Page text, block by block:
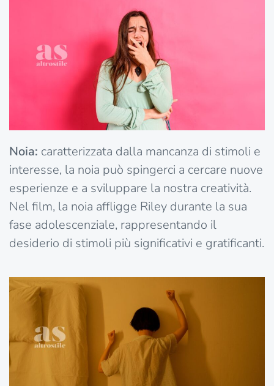
Noia: caratterizzata dalla mancanza di stimoli e
interesse, la noia può spingerci a cercare nuove
esperienze e a sviluppare la nostra creatività.
Nel film, la noia affligge Riley durante la sua
fase adolescenziale, rappresentando il
desiderio di stimoli più significativi e gratificanti.